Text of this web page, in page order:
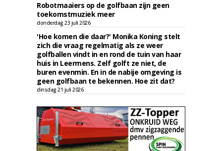
Robotmaaiers op de golfbaan zijn geen
toekomstmuziek meer
donderdag 23 juli 2026
'Hoe komen die daar?' Monika Koning stelt
zich die vraag regelmatig als ze weer
golfballen vindt in en rond de tuin van haar
huis in Leermens. Zelf golft ze niet, de
buren evenmin. En in de nabije omgeving is
geen golfbaan te bekennen. Hoe zit dat?
dinsdag 21 juli 2026